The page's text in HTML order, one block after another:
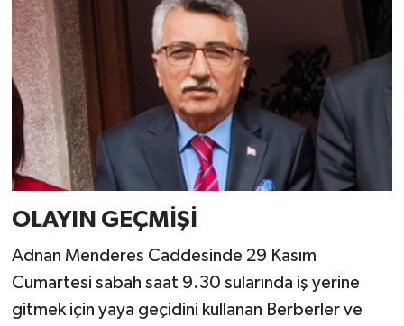
OLAYIN GEÇMİŞİ
Adnan Menderes Caddesinde 29 Kasım
Cumartesi sabah saat 9.30 sularında iş yerine
gitmek için yaya geçidini kullanan Berberler ve
Pazarlar
Politika
Resmi İlan
Rüya Tabirleri
Şaphane
Simav